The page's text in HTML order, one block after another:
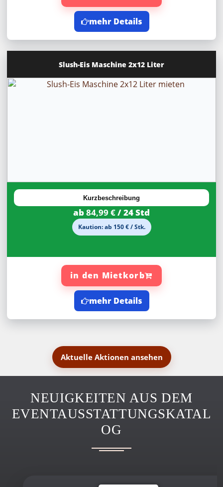
mehr Details
Slush-Eis Maschine 2x12 Liter
20%
Rabatt Kurzbeschreibung
ab84,99 €/ 24 Std
Kaution: ab 150 € / Stk.
in den Mietkorb
mehr Details
Aktuelle Aktionen ansehen
NEUIGKEITEN AUS DEM
EVENTAUSSTATTUNGSKATAL
OG